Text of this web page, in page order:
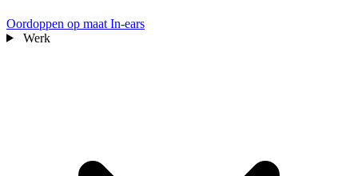
Oordoppen op maat In-ears
Werk